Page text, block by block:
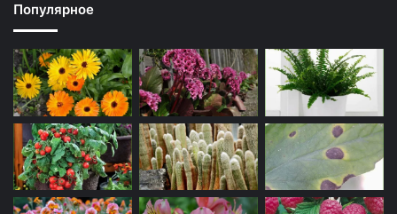
Популярное